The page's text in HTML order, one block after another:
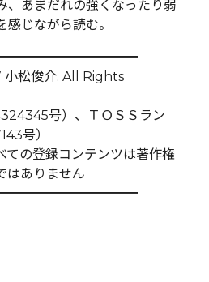
、あまだれの強くなったり弱
感じながら読む。
松俊介. All Rights
号）、ＴＯＳＳラン
号）
ての登録コンテンツは著作権
はありません